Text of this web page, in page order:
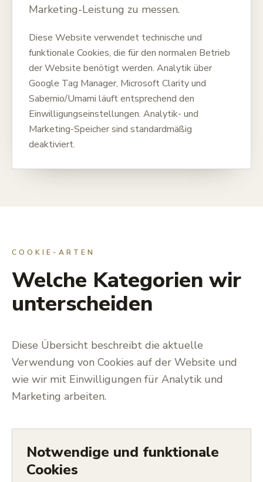
Marketing-Leistung zu messen.
Diese Website verwendet technische und
funktionale Cookies, die für den normalen Betrieb
der Website benötigt werden. Analytik über
Google Tag Manager, Microsoft Clarity und
Sabemio/Umami läuft entsprechend den
Einwilligungseinstellungen. Analytik- und
Marketing-Speicher sind standardmäßig
deaktiviert.
COOKIE-ARTEN
Welche Kategorien wir
unterscheiden
Diese Übersicht beschreibt die aktuelle
Verwendung von Cookies auf der Website und
wie wir mit Einwilligungen für Analytik und
Marketing arbeiten.
Notwendige und funktionale
Cookies